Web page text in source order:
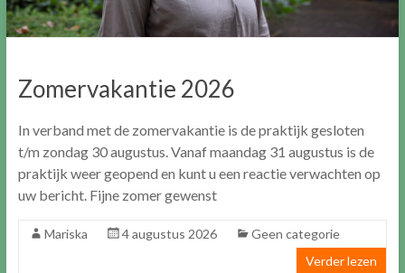
Zomervakantie 2026
In verband met de zomervakantie is de praktijk gesloten
t/m zondag 30 augustus. Vanaf maandag 31 augustus is de
praktijk weer geopend en kunt u een reactie verwachten op
uw bericht. Fijne zomer gewenst
Mariska 4 augustus 2026
Geen categorie
Verder lezen